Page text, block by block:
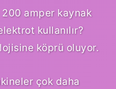
200 amper kaynak
kullanılır?
köprü oluyor.
çok daha